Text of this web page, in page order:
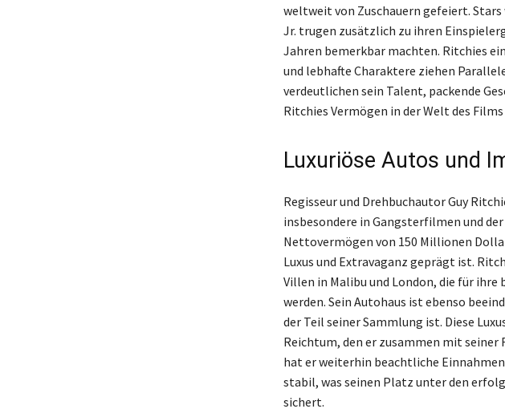
weltweit von Zuschauern gefeiert.
Jr. trugen zusätzlich zu ihren
Jahren bemerkbar machten. Ritchies
und lebhafte Charaktere ziehen
verdeutlichen sein Talent, packende
Ritchies Vermögen in der Welt des
Luxuriöse Autos und
Regisseur und Drehbuchautor Guy
insbesondere in Gangsterfilmen und
Nettovermögen von 150 Millionen
Luxus und Extravaganz geprägt ist.
Villen in Malibu und London, die für
werden. Sein Autohaus ist ebenso
der Teil seiner Sammlung ist. Diese
Reichtum, den er zusammen mit seiner
hat er weiterhin beachtliche
stabil, was seinen Platz unter den
sichert.